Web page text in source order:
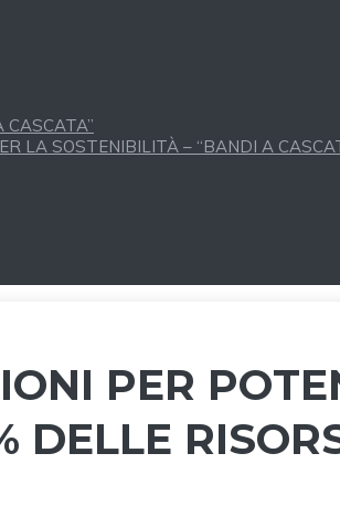
CASCATA”
LA SOSTENIBILITÀ – “BANDI A
PER
DELLE